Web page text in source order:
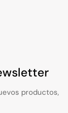
productos,